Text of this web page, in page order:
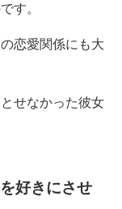
す。
恋愛関係にも大
せなかった彼女
好きにさせ